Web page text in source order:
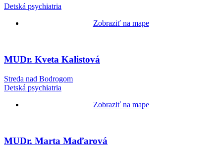
Detská psychiatria
Zobraziť na mape
MUDr. Kveta Kalistová
Streda nad Bodrogom
Detská psychiatria
Zobraziť na mape
MUDr. Marta Maďarová